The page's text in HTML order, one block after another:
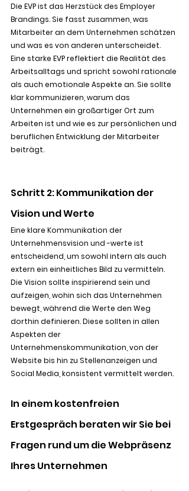
Die EVP ist das Herzstück des Employer
Brandings. Sie fasst zusammen, was
Mitarbeiter an dem Unternehmen schätzen
und was es von anderen unterscheidet.
Eine starke EVP reflektiert die Realität des
Arbeitsalltags und spricht sowohl rationale
als auch emotionale Aspekte an. Sie sollte
klar kommunizieren, warum das
Unternehmen ein großartiger Ort zum
Arbeiten ist und wie es zur persönlichen und
beruflichen Entwicklung der Mitarbeiter
beiträgt.
Schritt 2: Kommunikation der
Vision und Werte
Eine klare Kommunikation der
Unternehmensvision und -werte ist
entscheidend, um sowohl intern als auch
extern ein einheitliches Bild zu vermitteln.
Die Vision sollte inspirierend sein und
aufzeigen, wohin sich das Unternehmen
bewegt, während die Werte den Weg
dorthin definieren. Diese sollten in allen
Aspekten der
Unternehmenskommunikation, von der
Website bis hin zu Stellenanzeigen und
Social Media, konsistent vermittelt werden.
In einem kostenfreien
Erstgespräch beraten wir Sie bei
Fragen rund um die Webpräsenz
Ihres Unternehmen